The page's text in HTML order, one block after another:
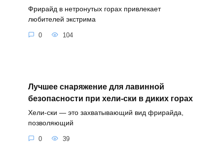
Фрирайд в нетронутых горах привлекает
любителей экстрима
0 104
Лучшее снаряжение для лавинной
безопасности при хели-ски в диких горах
Хели-ски — это захватывающий вид фрирайда,
позволяющий
0 39